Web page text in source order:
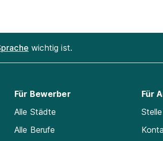
wichtig ist.
Für Bewerber
Alle Städte
Alle Berufe
Für